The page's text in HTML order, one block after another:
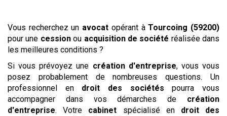
Vous recherchez un avocat opérant àTourcoing (59200)
pour une cessionou acquisition de société réalisée dans
les meilleures conditions ?
Si vous prévoyez une création d'entreprise, vous vous
posez probablement de nombreuses questions. Un
professionnel en droit des sociétés pourra vous
accompagner dans vos démarches de création
d'entreprise. Votre cabinet spécialisé en droit des